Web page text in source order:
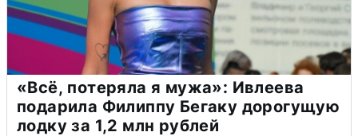
«Всё, потеряла я мужа»: Ивлеева
подарила Филиппу Бегаку дорогущую
лодку за 1,2 млн рублей